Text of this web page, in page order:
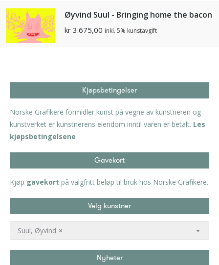
Øyvind Suul - Bringing home the bacon
kr 3.675,00 inkl. 5% kunstavgift
Kjøpsbetingelser
Norske Grafikere formidler kunst på vegne av kunstneren og
kunstverket er kunstnerens eiendom inntil varen er betalt. Les
kjøpsbetingelsene
Gavekort
Kjøp gavekort på valgfritt beløp til bruk hos Norske Grafikere.
Velg kunstner
×
Suul, Øyvind
Nyheter